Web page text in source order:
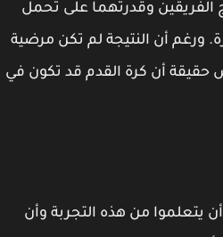
وقدرتهما على تحمل
أن النتيجة لم تكن مرضية
أن كرة القدم قد تكون في
من هذه التجربة وأن